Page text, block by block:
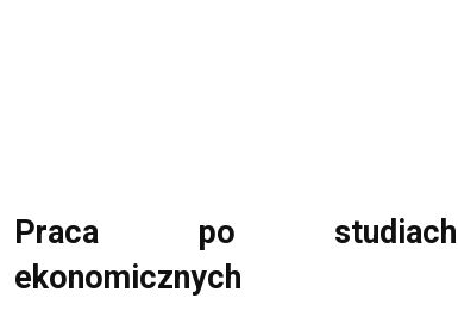
Praca po studiach
ekonomicznych